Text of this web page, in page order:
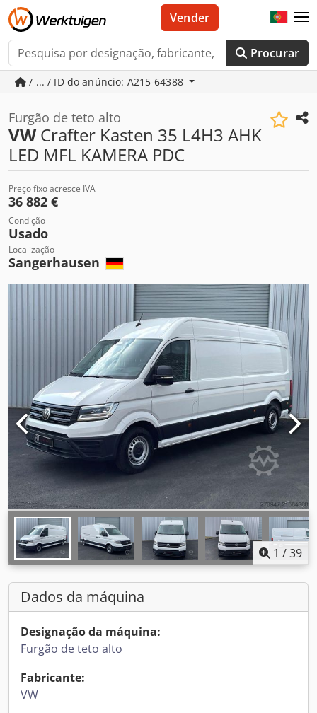
Procurar
Vender
/ ... / ID do anúncio: A215-64388
Furgão de teto alto
VW Crafter Kasten 35 L4H3 AHK
LED MFL KAMERA PDC
Preço fixo acresce IVA
36 882 €
Condição
Usado
Localização
Sangerhausen
1 /39
Dados da máquina
Designação da máquina:
Furgão de teto alto
Fabricante:
VW